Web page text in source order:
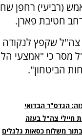
אמש (רביעי) רחפן
חטיבת פארן.
צה"ל שקפץ לנקודה
מסר כי "אמצעי
הביטחון".
הגדס"ר הבדואי
חיילי צה"ל בעזה
משלוח כסאות גלגלים